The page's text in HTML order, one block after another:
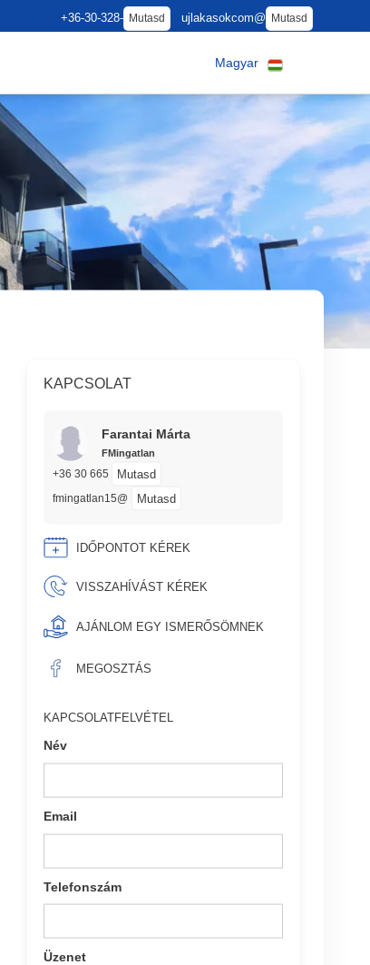
+36-30-328- Mutasd ujlakasokcom@ Mutasd
Magyar
KAPCSOLAT
Farantai Márta
FMingatlan
+36 30 665 Mutasd
fmingatlan15@ Mutasd
IDŐPONTOT KÉREK
VISSZAHÍVÁST KÉREK
AJÁNLOM EGY ISMERŐSÖMNEK
MEGOSZTÁS
KAPCSOLATFELVÉTEL
Név
Email
Telefonszám
Üzenet